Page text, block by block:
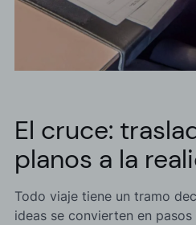
El cruce:
planos a la
Todo viaje tiene un tramo
ideas se convierten en